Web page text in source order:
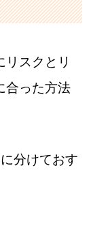
スクとリ
合った方法
分けておす